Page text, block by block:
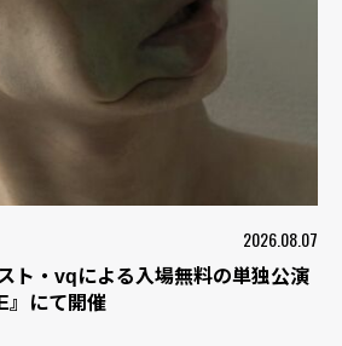
2026.08.07
ト・vqによる入場無料の単独公演
』にて開催